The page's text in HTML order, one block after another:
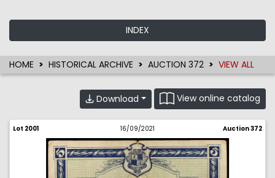
INDEX
HOME HISTORICAL ARCHIVE AUCTION 372 VIEW ALL
Download View online catalog
Lot 2001 16/09/2021 Auction 372